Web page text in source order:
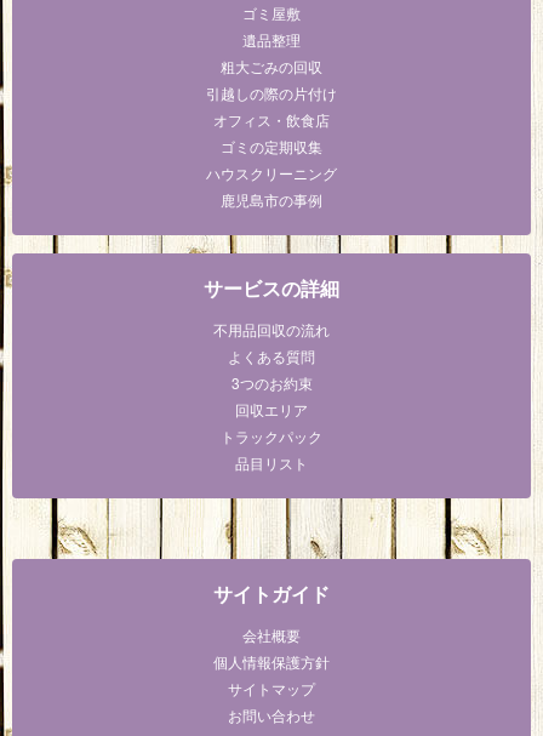
ゴミ屋敷
遺品整理
粗大ごみの回収
引越しの際の片付け
オフィス・飲食店
ゴミの定期収集
ハウスクリーニング
鹿児島市の事例
サービスの詳細
不用品回収の流れ
よくある質問
3つのお約束
回収エリア
トラックパック
品目リスト
サイトガイド
会社概要
個人情報保護方針
サイトマップ
お問い合わせ